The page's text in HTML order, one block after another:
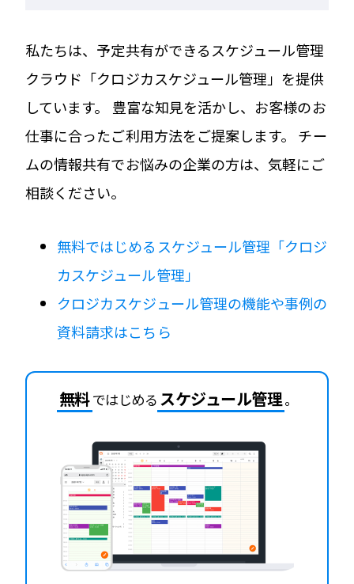
私たちは、予定共有ができるスケジュール管理
クラウド「クロジカスケジュール管理」を提供
しています。 豊富な知見を活かし、お客様のお
仕事に合ったご利用方法をご提案します。 チー
ムの情報共有でお悩みの企業の方は、気軽にご
相談ください。
無料ではじめるスケジュール管理「クロジ
カスケジュール管理」
クロジカスケジュール管理の機能や事例の
資料請求はこちら
無料ではじめる スケジュール管理。